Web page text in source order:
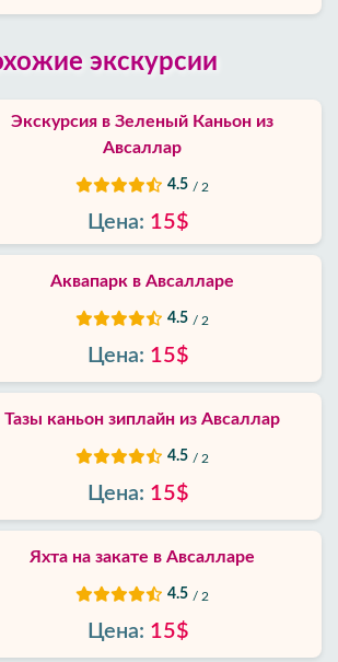
экскурсии
Экскурсия в Зеленый Каньон из
Авсаллар
4.5 / 2
Цена: 15$
Аквапарк в Авсалларе
4.5 / 2
Цена: 15$
Тазы каньон зиплайн из Авсаллар
4.5 / 2
Цена: 15$
Яхта на закате в Авсалларе
4.5 / 2
Цена: 15$